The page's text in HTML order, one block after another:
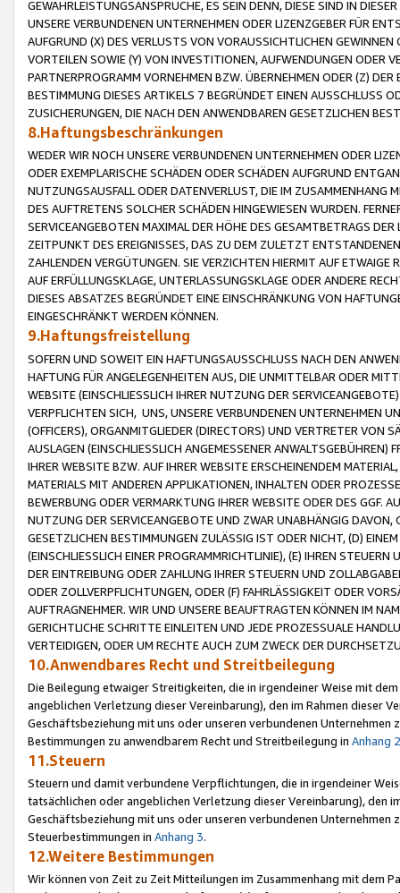
GEWÄHRLEISTUNGSANSPRÜCHE, ES SEIN DENN, DIESE SIND IN
UNSERE VERBUNDENEN UNTERNEHMEN ODER LIZENZGEBER FÜR
AUFGRUND (X) DES VERLUSTS VON VORAUSSICHTLICHEN
VORTEILEN SOWIE (Y) VON INVESTITIONEN, AUFWENDUNGEN ODER
PARTNERPROGRAMM VORNEHMEN BZW. ÜBERNEHMEN ODER (Z)
BESTIMMUNG DIESES ARTIKELS 7 BEGRÜNDET EINEN AUSSCHLUSS
ZUSICHERUNGEN, DIE NACH DEN ANWENDBAREN GESETZLICHEN
8.Haftungsbeschränkungen
WEDER WIR NOCH UNSERE VERBUNDENEN UNTERNEHMEN ODER
ODER EXEMPLARISCHE SCHÄDEN ODER SCHÄDEN AUFGRUND
NUTZUNGSAUSFALL ODER DATENVERLUST, DIE IM ZUSAMMENHANG
DES AUFTRETENS SOLCHER SCHÄDEN HINGEWIESEN WURDEN.
SERVICEANGEBOTEN MAXIMAL DER HÖHE DES GESAMTBETRAGS
ZEITPUNKT DES EREIGNISSES, DAS ZU DEM ZULETZT
ZAHLENDEN VERGÜTUNGEN. SIE VERZICHTEN HIERMIT AUF
AUF ERFÜLLUNGSKLAGE, UNTERLASSUNGSKLAGE ODER ANDERE
DIESES ABSATZES BEGRÜNDET EINE EINSCHRÄNKUNG VON
EINGESCHRÄNKT WERDEN KÖNNEN.
9.Haftungsfreistellung
SOFERN UND SOWEIT EIN HAFTUNGSAUSSCHLUSS NACH DEN
HAFTUNG FÜR ANGELEGENHEITEN AUS, DIE UNMITTELBAR ODER
WEBSITE (EINSCHLIESSLICH IHRER NUTZUNG DER
VERPFLICHTEN SICH, UNS, UNSERE VERBUNDENEN UNTERNEHMEN
(OFFICERS), ORGANMITGLIEDER (DIRECTORS) UND VERTRETER VON
AUSLAGEN (EINSCHLIESSLICH ANGEMESSENER
IHRER WEBSITE BZW. AUF IHRER WEBSITE ERSCHEINENDEM
MATERIALS MIT ANDEREN APPLIKATIONEN, INHALTEN ODER
BEWERBUNG ODER VERMARKTUNG IHRER WEBSITE ODER DES GGF.
NUTZUNG DER SERVICEANGEBOTE UND ZWAR UNABHÄNGIG
GESETZLICHEN BESTIMMUNGEN ZULÄSSIG IST ODER NICHT, (D)
(EINSCHLIESSLICH EINER PROGRAMMRICHTLINIE), (E) IHREN
DER EINTREIBUNG ODER ZAHLUNG IHRER STEUERN UND
ODER ZOLLVERPFLICHTUNGEN, ODER (F) FAHRLÄSSIGKEIT ODER
AUFTRAGNEHMER. WIR UND UNSERE BEAUFTRAGTEN KÖNNEN IM
GERICHTLICHE SCHRITTE EINLEITEN UND JEDE PROZESSUALE
VERTEIDIGEN, ODER UM RECHTE AUCH ZUM ZWECK DER
10.Anwendbares Recht und Streitbeilegung
Die Beilegung etwaiger Streitigkeiten, die in irgendeiner Weise mit
angeblichen Verletzung dieser Vereinbarung), den im Rahmen dieser
Geschäftsbeziehung mit uns oder unseren verbundenen
Bestimmungen zu anwendbarem Recht und Streitbeilegung in Anhang 2
11.Steuern
Steuern und damit verbundene Verpflichtungen, die in irgendeiner
tatsächlichen oder angeblichen Verletzung dieser Vereinbarung), den
Geschäftsbeziehung mit uns oder unseren verbundenen
Steuerbestimmungen in Anhang 3.
12.Weitere Bestimmungen
Wir können von Zeit zu Zeit Mitteilungen im Zusammenhang mit dem